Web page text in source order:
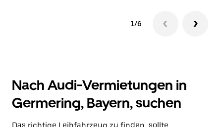
1/6
Nach Audi-Vermietungen in
Germering, Bayern, suchen